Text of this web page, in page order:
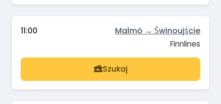
11:00 Malmö → Świnoujście
Finnlines
Szukaj